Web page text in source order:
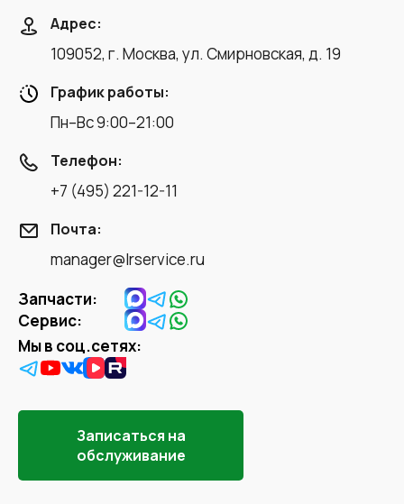
Адрес:
109052, г. Москва, ул. Смирновская, д. 19
График работы:
Пн–Вс 9:00–21:00
Телефон:
+7 (495) 221-12-11
Почта:
manager@lrservice.ru
Запчасти:
Сервис:
Мы в соц.сетях:
Записаться на
обслуживание